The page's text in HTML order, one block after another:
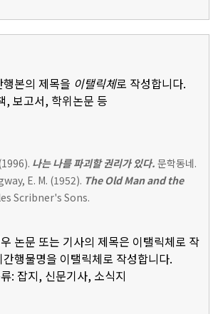
본의 제목을 이탤릭체로 작성합니다.
, 보고서, 학위논문 등
나는 나를 파괴할 권리가 있다. 문학동네.
E. M. (1952). The Old Man and the
Scribner's Sons.
논문 또는 기사의 제목은 이탤릭체로 작
행물명을 이탤릭체로 작성합니다.
: 잡지, 신문기사, 소식지